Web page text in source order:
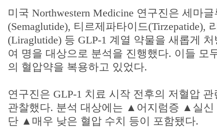
미국 Northwestern Medicine 연구진은 세마
(Semaglutide), 티르제파타이드(Tirzepatide),
(Liraglutide) 등 GLP-1 계열 약물을 새롭게
여 명을 대상으로 분석을 진행했다. 이들 모
의 혈압약을 복용하고 있었다.
연구진은 GLP-1 치료 시작 전후의 저혈압
관찰했다. 분석 대상에는 ▲어지럼증 ▲실
단 ▲매우 낮은 혈압 수치 등이 포함됐다.